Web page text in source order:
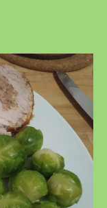
–
mit
Salzkartoffeln
und
Rosenkohl
❄️